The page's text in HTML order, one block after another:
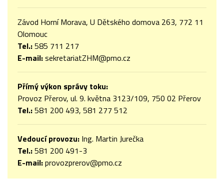
Závod Horní Morava, U Dětského domova 263, 772 11
Olomouc
Tel.:585 711 217
E-mail:sekretariatZHM@pmo.cz
Přímý výkon správy toku:
Provoz Přerov, ul. 9. května 3123/109, 750 02 Přerov
Tel.:581 200 493, 581 277 512
Vedoucí provozu: Ing. Martin Jurečka
Tel.:581 200 491-3
E-mail:provozprerov@pmo.cz